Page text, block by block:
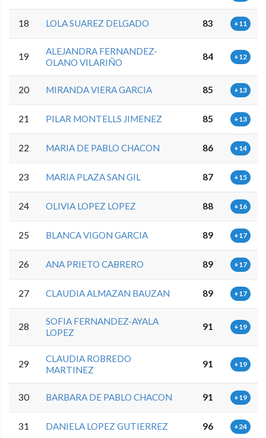
18 LOLA SUAREZ DELGADO 83 +11
19
ALEJANDRA FERNANDEZ-
OLANO VILARIÑO
84 +12
20 MIRANDA VIERA GARCIA 85 +13
21 PILAR MONTELLS JIMENEZ 85 +13
22 MARIA DE PABLO CHACON 86 +14
23 MARIA PLAZA SAN GIL 87 +15
24 OLIVIA LOPEZ LOPEZ 88 +16
25 BLANCA VIGON GARCIA 89 +17
26 ANA PRIETO CABRERO 89 +17
27 CLAUDIA ALMAZAN BAUZAN 89 +17
28
SOFIA FERNANDEZ-AYALA
LOPEZ
91 +19
29
CLAUDIA ROBREDO
MARTINEZ
91 +19
30 BARBARA DE PABLO CHACON 91 +19
31 DANIELA LOPEZ GUTIERREZ 96 +24